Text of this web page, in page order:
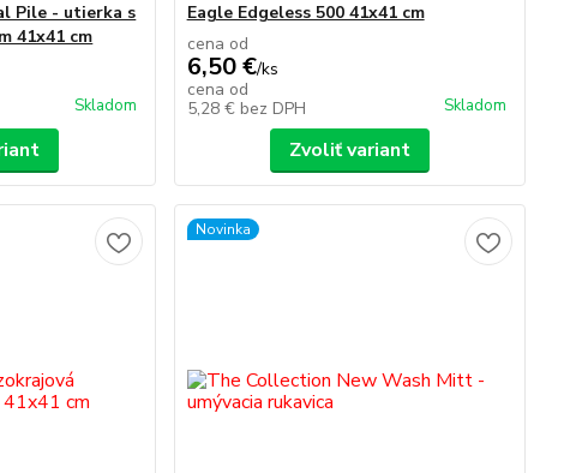
Pile - utierka s
41x41 cm
Skladom
Eagle Edgeless 500 41x41 cm
cena od
6,50 €/ks
cena od
5,28 € bez DPH Skladom
Zvoliť variant
Novinka